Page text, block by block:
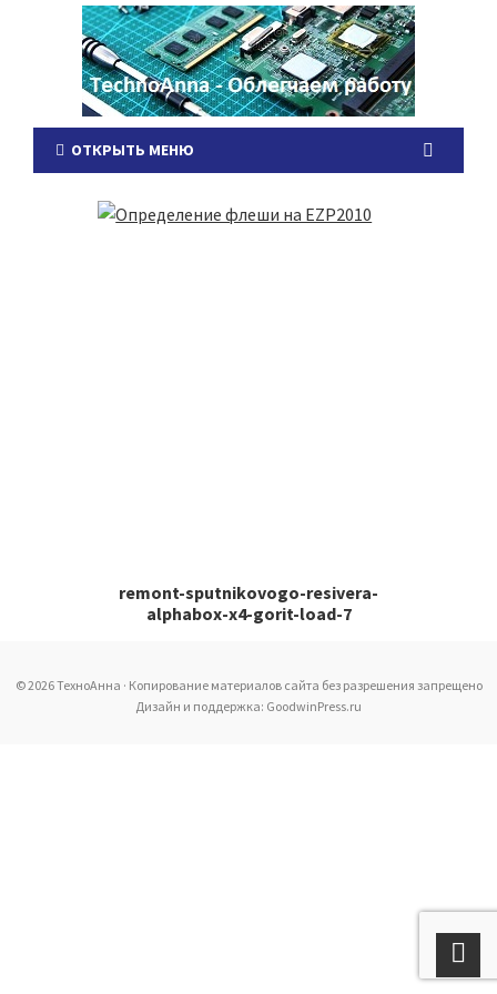
ОТКРЫТЬ МЕНЮ
remont-sputnikovogo-resivera-
alphabox-x4-gorit-load-7
© 2026 ТехноАнна · Копирование материалов сайта без разрешения запрещено
Дизайн и поддержка: GoodwinPress.ru